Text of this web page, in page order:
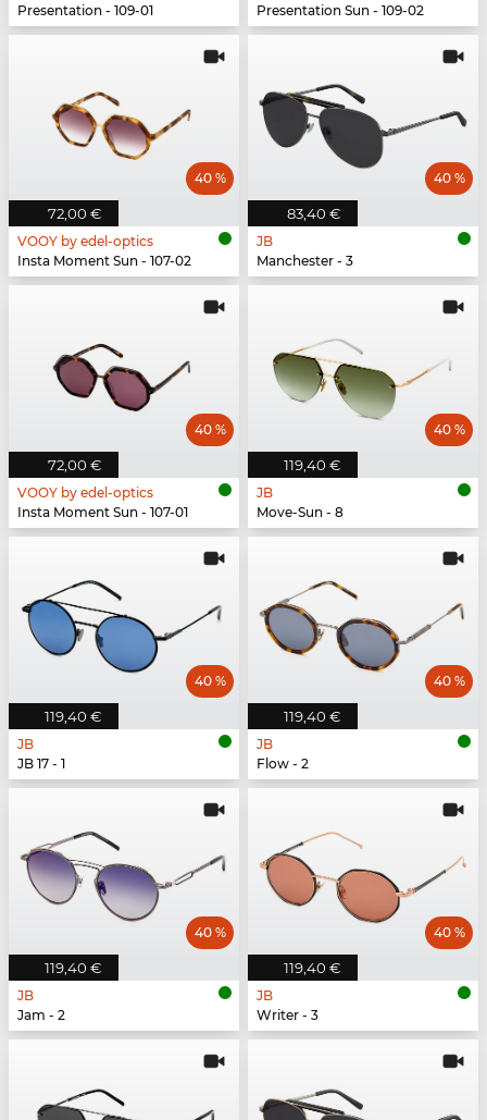
Presentation - 109-01
Presentation Sun - 109-02
72,00 €
40 %
VOOY by edel-optics
Insta Moment Sun - 107-02
83,40 €
40 %
JB
Manchester - 3
72,00 €
40 %
VOOY by edel-optics
Insta Moment Sun - 107-01
119,40 €
40 %
JB
Move-Sun - 8
119,40 €
40 %
JB
JB 17 - 1
119,40 €
40 %
JB
Flow - 2
119,40 €
40 %
JB
Jam - 2
119,40 €
40 %
JB
Writer - 3